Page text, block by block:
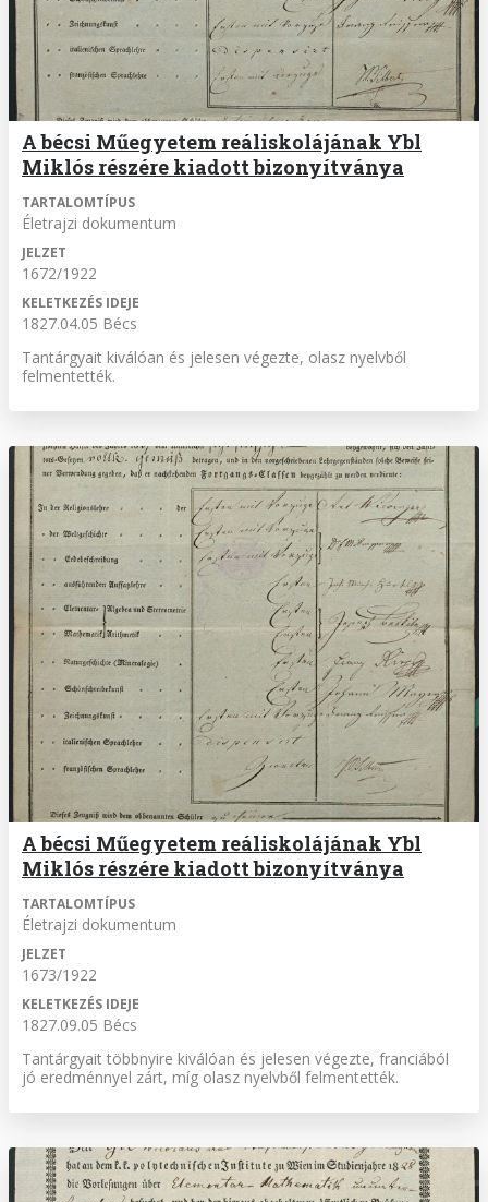
A bécsi Műegyetem reáliskolájának Ybl
Miklós részére kiadott bizonyítványa
TARTALOMTÍPUS
Életrajzi dokumentum
JELZET
1672/1922
KELETKEZÉS IDEJE
1827.04.05 Bécs
Tantárgyait kiválóan és jelesen végezte, olasz nyelvből
felmentették.
A bécsi Műegyetem reáliskolájának Ybl
Miklós részére kiadott bizonyítványa
TARTALOMTÍPUS
Életrajzi dokumentum
JELZET
1673/1922
KELETKEZÉS IDEJE
1827.09.05 Bécs
Tantárgyait többnyire kiválóan és jelesen végezte, franciából
jó eredménnyel zárt, míg olasz nyelvből felmentették.